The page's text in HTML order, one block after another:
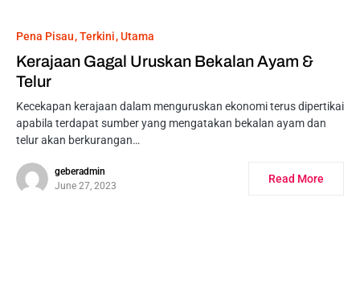
Pena Pisau Terkini Utama
Kerajaan Gagal Uruskan Bekalan Ayam &
Telur
Kecekapan kerajaan dalam menguruskan ekonomi terus dipertikai
apabila terdapat sumber yang mengatakan bekalan ayam dan
telur akan berkurangan…
geberadmin
June 27, 2023
Read More